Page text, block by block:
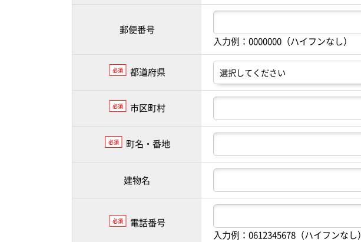
郵便番号
入力例：0000000（ハイフンなし）
必須 都道府県
必須 市区町村
必須 町名・番地
建物名
必須
電話番号
入力例：0612345678（ハイフンなし）